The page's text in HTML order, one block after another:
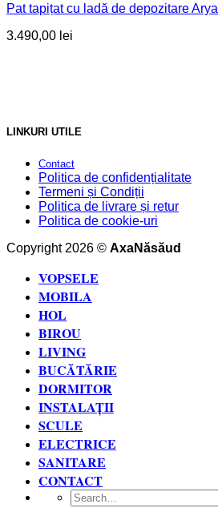
Pat tapițat cu ladă de depozitare Arya
3.490,00 lei
LINKURI UTILE
Contact
Politica de confidențialitate
Termeni și Condiții
Politica de livrare și retur
Politica de cookie-uri
Copyright 2026 © AxaNăsăud
VOPSELE
MOBILA
HOL
BIROU
LIVING
BUCĂTĂRIE
DORMITOR
INSTALAȚII
SCULE
ELECTRICE
SANITARE
CONTACT
Search